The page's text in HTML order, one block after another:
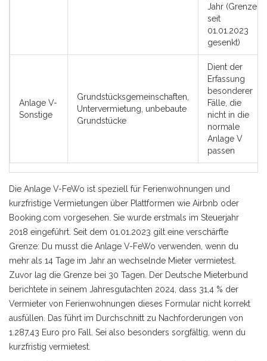
Jahr (Grenze
seit
01.01.2023
gesenkt)
Anlage V-
Sonstige
Grundstücksgemeinschaften,
Untervermietung, unbebaute
Grundstücke
Dient der
Erfassung
besonderer
Fälle, die
nicht in die
normale
Anlage V
passen
Die Anlage V-FeWo ist speziell für Ferienwohnungen und
kurzfristige Vermietungen über Plattformen wie Airbnb oder
Booking.com vorgesehen. Sie wurde erstmals im Steuerjahr
2018 eingeführt. Seit dem 01.01.2023 gilt eine verschärfte
Grenze: Du musst die Anlage V-FeWo verwenden, wenn du
mehr als 14 Tage im Jahr an wechselnde Mieter vermietest.
Zuvor lag die Grenze bei 30 Tagen. Der Deutsche Mieterbund
berichtete in seinem Jahresgutachten 2024, dass 31,4 % der
Vermieter von Ferienwohnungen dieses Formular nicht korrekt
ausfüllen. Das führt im Durchschnitt zu Nachforderungen von
1.287,43 Euro pro Fall. Sei also besonders sorgfältig, wenn du
kurzfristig vermietest.